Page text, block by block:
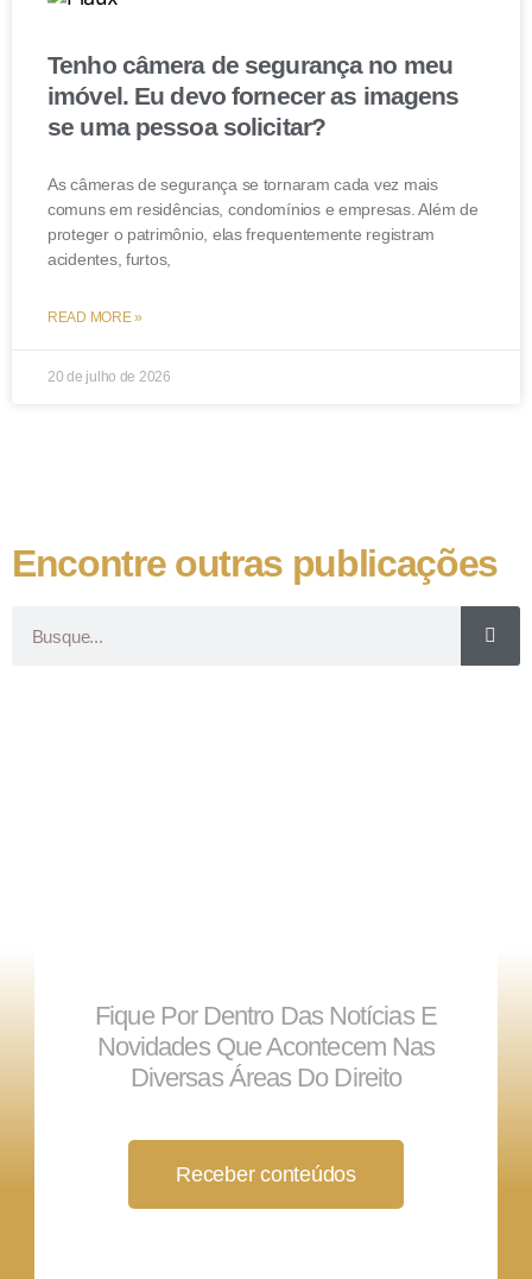
Tenho câmera de segurança no meu
imóvel. Eu devo fornecer as imagens
se uma pessoa solicitar?
As câmeras de segurança se tornaram cada vez mais
comuns em residências, condomínios e empresas. Além de
proteger o patrimônio, elas frequentemente registram
acidentes, furtos,
READ MORE »
20 de julho de 2026
Encontre outras publicações
Fique Por Dentro Das Notícias E
Novidades Que Acontecem Nas
Diversas Áreas Do Direito
Receber conteúdos